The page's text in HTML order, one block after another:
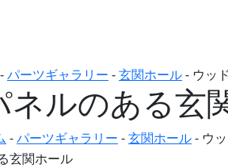
-パーツギャラリー -玄関ホール- ウッ
ネルのある玄
-パーツギャラリー -玄関ホール- ウ